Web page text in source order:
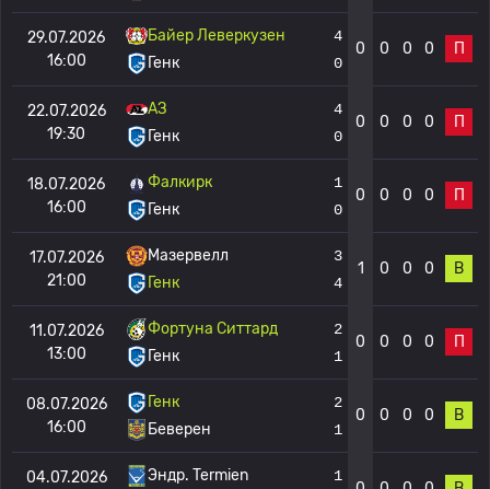
29.07.2026
16:00
Байер Леверкузен
Генк
4
0
0 0 0 0 П
22.07.2026
19:30
АЗ
Генк
4
0
0 0 0 0 П
18.07.2026
16:00
Фалкирк
Генк
1
0
0 0 0 0 П
17.07.2026
21:00
Мазервелл
Генк
3
4
1 0 0 0 В
11.07.2026
13:00
Фортуна Ситтард
Генк
2
1
0 0 0 0 П
08.07.2026
16:00
Генк
Беверен
2
1
0 0 0 0 В
04.07.2026
Эндр. Termien
1